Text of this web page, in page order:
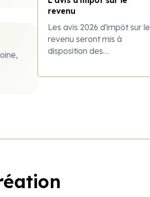
revenu
Les avis 2026 d'impôt sur le
revenu seront mis à
disposition des
l'été.